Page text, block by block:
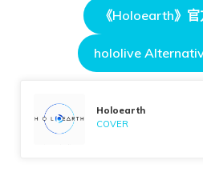
《Holoearth》
hololive
Holoearth
COVER